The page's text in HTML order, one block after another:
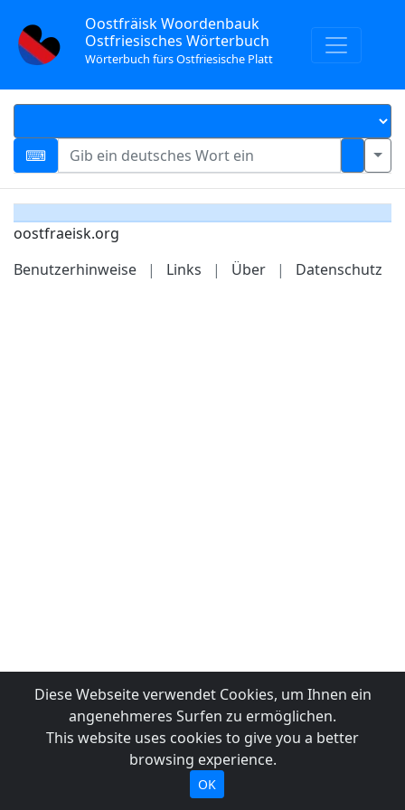
Oostfräisk Woordenbauk
Ostfriesisches Wörterbuch
Wörterbuch fürs Ostfriesische Platt
oostfraeisk.org
Benutzerhinweise
| Links | Über | Datenschutz
Diese Webseite verwendet Cookies, um Ihnen ein
angenehmeres Surfen zu ermöglichen.
This website uses cookies to give you a better
browsing experience.
OK